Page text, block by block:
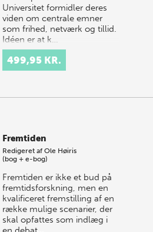
Universitet formidler deres
viden om centrale emner
som frihed, netværk og tillid.
Idéen er at k…
499,95 KR.
Fremtiden
Redigeret afOle Høiris
(bog + e-bog)
Fremtiden er ikke et bud på
fremtidsforskning, men en
kvalificeret fremstilling af en
række mulige scenarier, der
skal opfattes som indlæg i